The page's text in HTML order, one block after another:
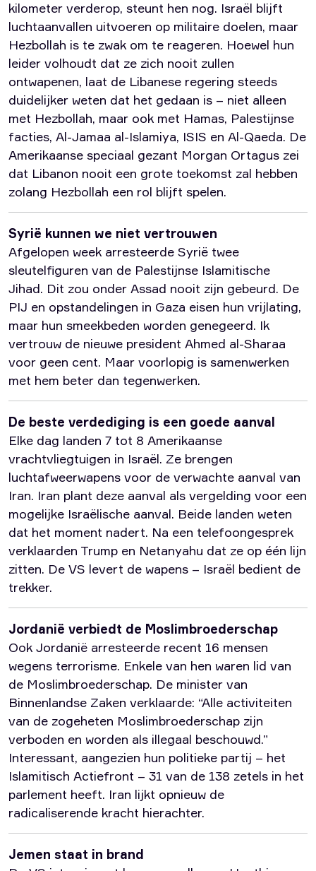
kilometer verderop, steunt hen nog. Israël blijft
luchtaanvallen uitvoeren op militaire doelen, maar
Hezbollah is te zwak om te reageren. Hoewel hun
leider volhoudt dat ze zich nooit zullen
ontwapenen, laat de Libanese regering steeds
duidelijker weten dat het gedaan is – niet alleen
met Hezbollah, maar ook met Hamas, Palestijnse
facties, Al-Jamaa al-Islamiya, ISIS en Al-Qaeda. De
Amerikaanse speciaal gezant Morgan Ortagus zei
dat Libanon nooit een grote toekomst zal hebben
zolang Hezbollah een rol blijft spelen.
Syrië kunnen we niet vertrouwen
Afgelopen week arresteerde Syrië twee
sleutelfiguren van de Palestijnse Islamitische
Jihad. Dit zou onder Assad nooit zijn gebeurd. De
PIJ en opstandelingen in Gaza eisen hun vrijlating,
maar hun smeekbeden worden genegeerd. Ik
vertrouw de nieuwe president Ahmed al-Sharaa
voor geen cent. Maar voorlopig is samenwerken
met hem beter dan tegenwerken.
De beste verdediging is een goede aanval
Elke dag landen 7 tot 8 Amerikaanse
vrachtvliegtuigen in Israël. Ze brengen
luchtafweerwapens voor de verwachte aanval van
Iran. Iran plant deze aanval als vergelding voor een
mogelijke Israëlische aanval. Beide landen weten
dat het moment nadert. Na een telefoongesprek
verklaarden Trump en Netanyahu dat ze op één lijn
zitten. De VS levert de wapens – Israël bedient de
trekker.
Jordanië verbiedt de Moslimbroederschap
Ook Jordanië arresteerde recent 16 mensen
wegens terrorisme. Enkele van hen waren lid van
de Moslimbroederschap. De minister van
Binnenlandse Zaken verklaarde: “Alle activiteiten
van de zogeheten Moslimbroederschap zijn
verboden en worden als illegaal beschouwd.”
Interessant, aangezien hun politieke partij – het
Islamitisch Actiefront – 31 van de 138 zetels in het
parlement heeft. Iran lijkt opnieuw de
radicaliserende kracht hierachter.
Jemen staat in brand